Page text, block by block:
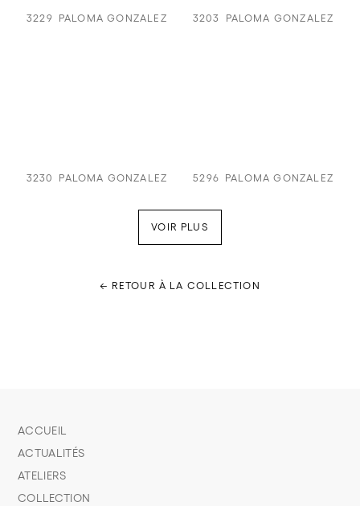
3229 PALOMA GONZALEZ 3203 PALOMA GONZALEZ
3230 PALOMA GONZALEZ 5296 PALOMA GONZALEZ
VOIR PLUS
← RETOUR À LA COLLECTION
ACCUEIL
ACTUALITÉS
ATELIERS
COLLECTION